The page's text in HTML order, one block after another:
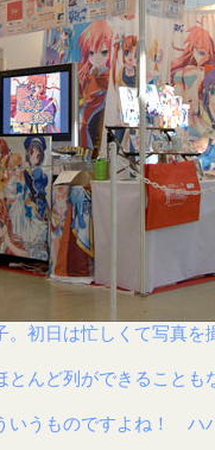
。初日は忙しくて写真
んど列ができることも
いうものですよね！ ハ